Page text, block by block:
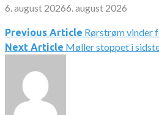
6. august 20266. august 2026
Previous Article Rørstrøm vinder
Next Article Møller stoppet i